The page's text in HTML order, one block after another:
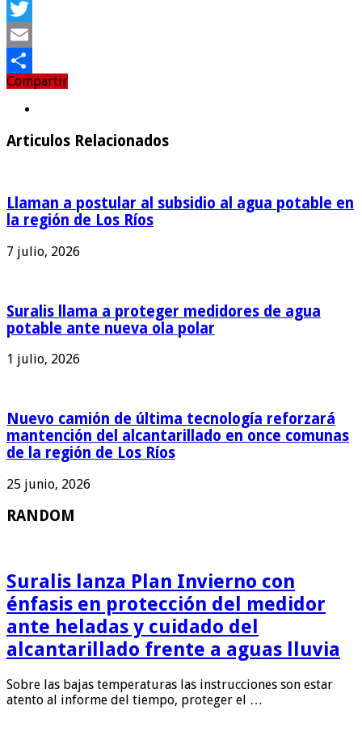
Facebook
Twitter
Email
Compartir
Compartir
Articulos Relacionados
Llaman a postular al subsidio al agua potable en
la región de Los Ríos
7 julio, 2026
Suralis llama a proteger medidores de agua
potable ante nueva ola polar
1 julio, 2026
Nuevo camión de última tecnología reforzará
mantención del alcantarillado en once comunas
de la región de Los Ríos
25 junio, 2026
RANDOM
Suralis lanza Plan Invierno con
énfasis en protección del medidor
ante heladas y cuidado del
alcantarillado frente a aguas lluvia
Sobre las bajas temperaturas las instrucciones son estar
atento al informe del tiempo, proteger el …